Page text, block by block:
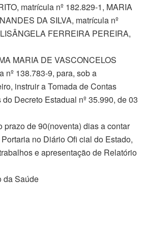
matrícula nº 182.829-1, MARIA
DA SILVA, matrícula nº
FERREIRA PEREIRA,
MARIA DE VASCONCELOS
nº 138.783-9, para, sob a
instruir a Tomada de Contas
Decreto Estadual nº 35.990, de 03
prazo de 90(noventa) dias a contar
no Diário Ofi cial do Estado,
e apresentação de Relatório
da Saúde